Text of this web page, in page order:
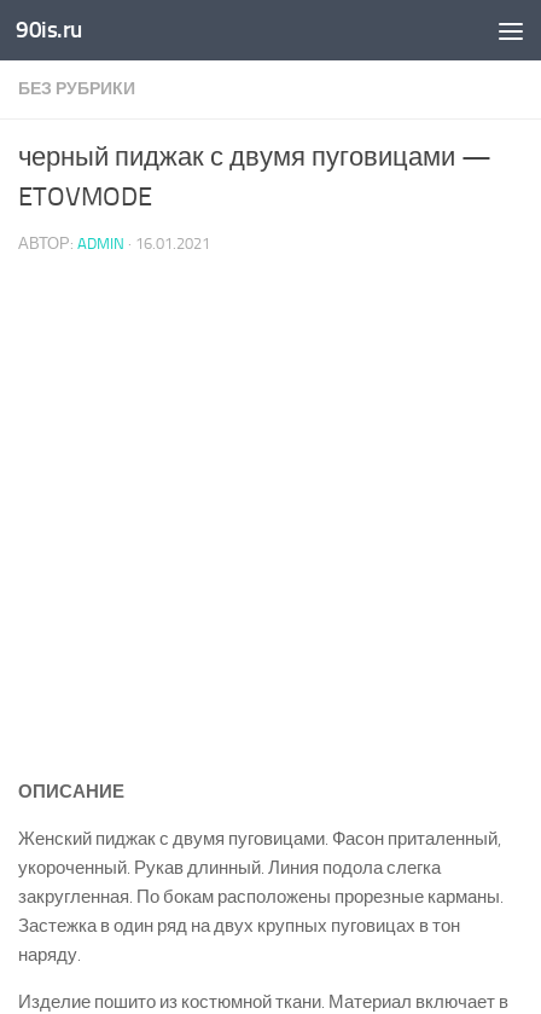
Skip to content
90is.ru
БЕЗ РУБРИКИ
черный пиджак с двумя пуговицами —
ETOVMODE
АВТОР: ADMIN · 16.01.2021
ОПИСАНИЕ
Женский пиджак с двумя пуговицами. Фасон приталенный,
укороченный. Рукав длинный. Линия подола слегка
закругленная. По бокам расположены прорезные карманы.
Застежка в один ряд на двух крупных пуговицах в тон
наряду.
Изделие пошито из костюмной ткани. Материал включает в